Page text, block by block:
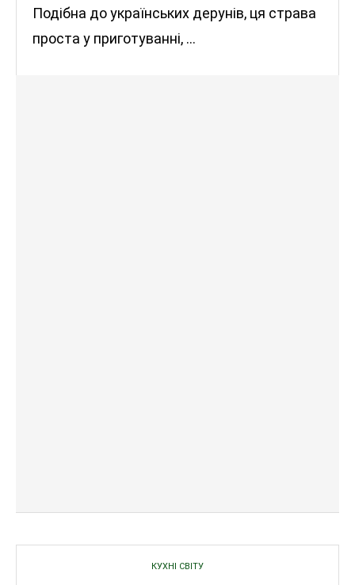
Подібна до українських дерунів, ця страва
проста у приготуванні, …
КУХНІ СВІТУ